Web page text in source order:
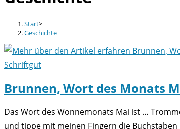
Start>
Geschichte
Schriftgut
Brunnen, Wort des Monats
Das Wort des Wonnemonats Mai ist …
und tippe mit meinen Fingern die